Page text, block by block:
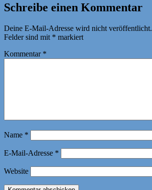
Schreibe einen Kommentar
Deine E-Mail-Adresse wird nicht veröffentlicht.
Felder sind mit * markiert
Kommentar *
Name *
E-Mail-Adresse *
Website